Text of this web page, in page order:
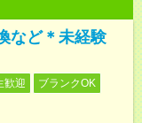
など＊未経験
歓迎
ブランクOK